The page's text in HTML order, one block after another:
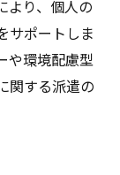
遣で技術
紹介
識
より、個人の
サポートしま
や環境配慮型
関する派遣の